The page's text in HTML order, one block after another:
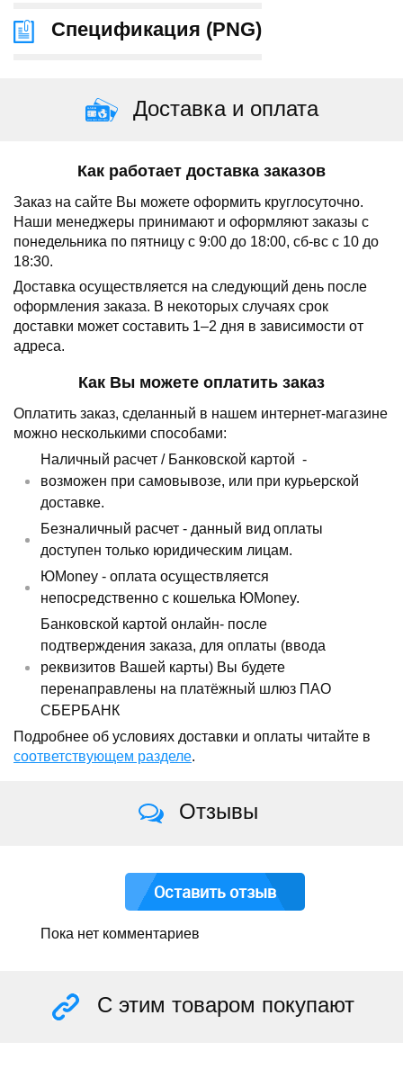
Спецификация (PNG)
Доставка и оплата
Как работает доставка заказов
Заказ на сайте Вы можете оформить круглосуточно.
Наши менеджеры принимают и оформляют заказы с
понедельника по пятницу с 9:00 до 18:00, сб-вс с 10 до
18:30.
Доставка осуществляется на следующий день после
оформления заказа. В некоторых случаях срок
доставки может составить 1–2 дня в зависимости от
адреса.
Как Вы можете оплатить заказ
Оплатить заказ, сделанный в нашем интернет-магазине
можно несколькими способами:
Наличный расчет / Банковской картой -
возможен при самовывозе, или при курьерской
доставке.
Безналичный расчет - данный вид оплаты
доступен только юридическим лицам.
ЮMoney - оплата осуществляется
непосредственно с кошелька ЮMoney.
Банковской картой онлайн- после
подтверждения заказа, для оплаты (ввода
реквизитов Вашей карты) Вы будете
перенаправлены на платёжный шлюз ПАО
СБЕРБАНК
Подробнее об условиях доставки и оплаты читайте в
соответствующем разделе.
Отзывы
Оставить отзыв
Пока нет комментариев
С этим товаром покупают